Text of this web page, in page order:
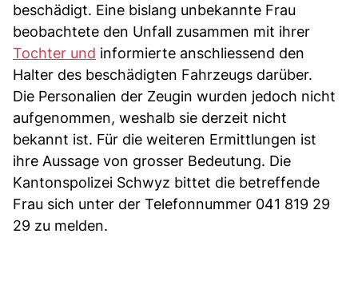
beschädigt. Eine bislang unbekannte Frau
beobachtete den Unfall zusammen mit ihrer
Tochter und informierte anschliessend den
Halter des beschädigten Fahrzeugs darüber.
Die Personalien der Zeugin wurden jedoch nicht
aufgenommen, weshalb sie derzeit nicht
bekannt ist. Für die weiteren Ermittlungen ist
ihre Aussage von grosser Bedeutung. Die
Kantonspolizei Schwyz bittet die betreffende
Frau sich unter der Telefonnummer 041 819 29
29 zu melden.